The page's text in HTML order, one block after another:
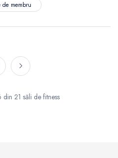
membru
din 21 săli de fitness